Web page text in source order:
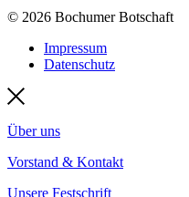
© 2026 Bochumer Botschaft
Impressum
Datenschutz
Über uns
Vorstand & Kontakt
Unsere Festschrift